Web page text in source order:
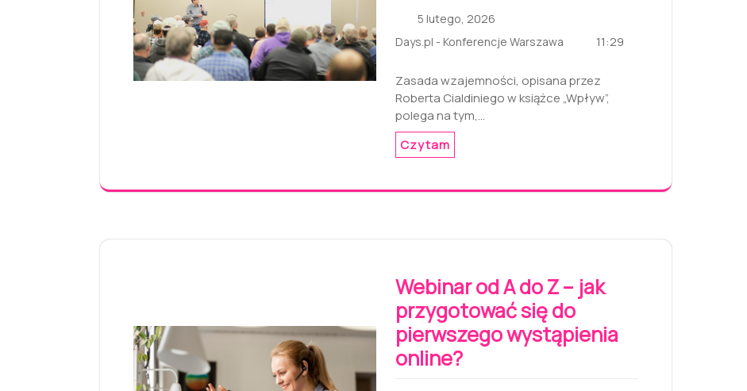
5 lutego, 2026
Days.pl - Konferencje Warszawa
11:29
Zasada wzajemności, opisana przez
Roberta Cialdiniego w książce „Wpływ”,
polega na tym,…
Czytam
Webinar od A do Z – jak
przygotować się do
pierwszego wystąpienia
online?